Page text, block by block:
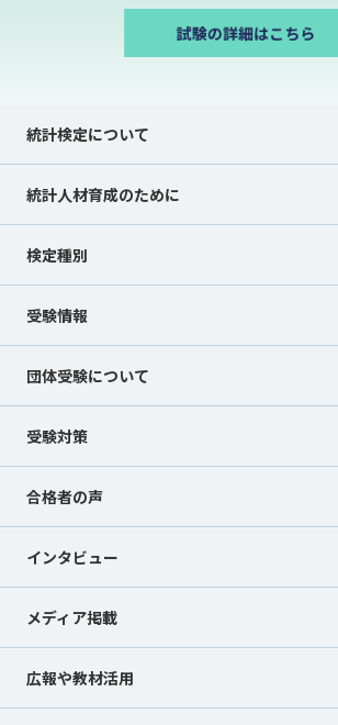
統計検定について
Show submenu for 統計検定について
統計人材育成のために
検定種別
Show submenu for 検定種別
受験情報
Show submenu for 受験情報
団体受験について
受験対策
Show submenu for 受験対策
合格者の声
インタビュー
メディア掲載
広報や教材活用
Show submenu for 広報や教材活用